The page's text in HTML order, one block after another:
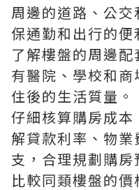
周邊的道路、公
保通勤和出行的便
了解樓盤的周邊
有醫院、學校和
住後的生活質量。
仔細核算購房成
解貸款利率、物
支，合理規劃購房
比較同類樓盤的